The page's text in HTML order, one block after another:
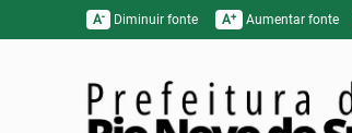
A- Diminuir fonte A+ Aumentar fonte